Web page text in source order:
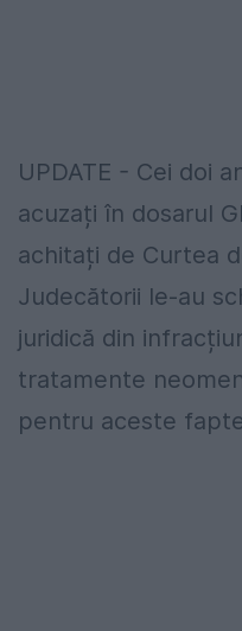
UPDATE - Cei doi
acuzați în dosarul
achitați de Curtea
Judecătorii le-au
juridică din
tratamente
pentru aceste